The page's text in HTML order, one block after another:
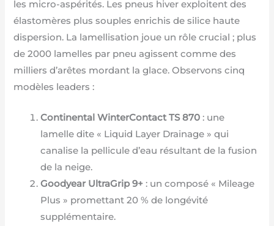
les micro-aspérités. Les pneus hiver exploitent des
élastomères plus souples enrichis de silice haute
dispersion. La lamellisation joue un rôle crucial ; plus
de 2000 lamelles par pneu agissent comme des
milliers d’arêtes mordant la glace. Observons cinq
modèles leaders :
Continental WinterContact TS 870 : une
lamelle dite « Liquid Layer Drainage » qui
canalise la pellicule d’eau résultant de la fusion
de la neige.
Goodyear UltraGrip 9+ : un composé « Mileage
Plus » promettant 20 % de longévité
supplémentaire.